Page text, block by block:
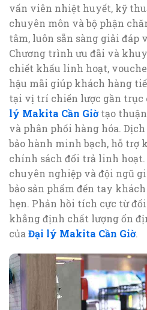
vấn viên nhiệt huyết, kỹ
chuyên môn và bộ phận
tâm, luôn sẵn sàng giải đáp
Chương trình ưu đãi và
chiết khấu linh hoạt,
hậu mãi giúp khách hàng
tại vị trí chiến lược gần trục
lý Makita Cần Giờtạo
và phân phối hàng hóa.
bảo hành minh bạch, hỗ trợ
chính sách đổi trả linh hoạt.
chuyên nghiệp và đội ngũ
bảo sản phẩm đến tay
hẹn. Phản hồi tích cực từ
khẳng định chất lượng ổn
của Đại lý Makita Cần Giờ.